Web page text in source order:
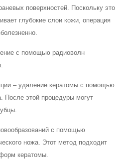
поверхностей. Поскольку это
глубокие слои кожи, операция
с помощью радиоволн
– удаление кератомы с помощью
После этой процедуры могут
с помощью
ножа. Этот метод подходит
кератомы.